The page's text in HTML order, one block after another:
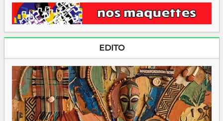
EDITO